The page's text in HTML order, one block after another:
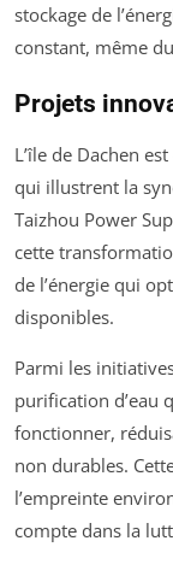
stockage de
constant, même
Projets
L’île de Dachen
qui illustrent la
Taizhou Power
cette
de l’énergie qui
disponibles.
Parmi les
purification d’eau
fonctionner,
non durables.
l’empreinte
compte dans la